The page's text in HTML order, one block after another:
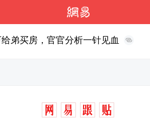
弟买房，官官分析一针见血